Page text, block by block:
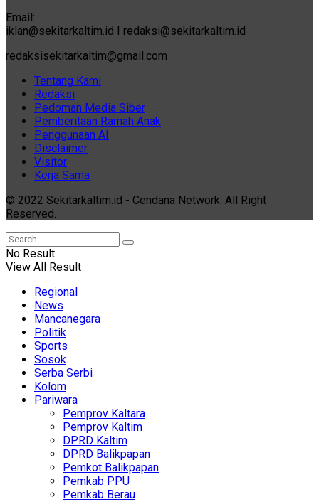
Email:
iklan@sekitarkaltim.id I redaksi@sekitarkaltim.id
redaksisekitarkaltim@gmail.com
Tentang Kami
Redaksi
Pedoman Media Siber
Pemberitaan Ramah Anak
Penggunaan AI
Disclaimer
Visitor
Kerja Sama
© 2022 Sekitarkaltim.id - Cendana Network. All Right
Reserved.
No Result
View All Result
Regional
News
Mancanegara
Politik
Sports
Sosok
Serba Serbi
Kolom
Pariwara
Pemprov Kaltara
Pemprov Kaltim
DPRD Kaltim
DPRD Balikpapan
Pemkot Balikpapan
Pemkab PPU
Pemkab Berau